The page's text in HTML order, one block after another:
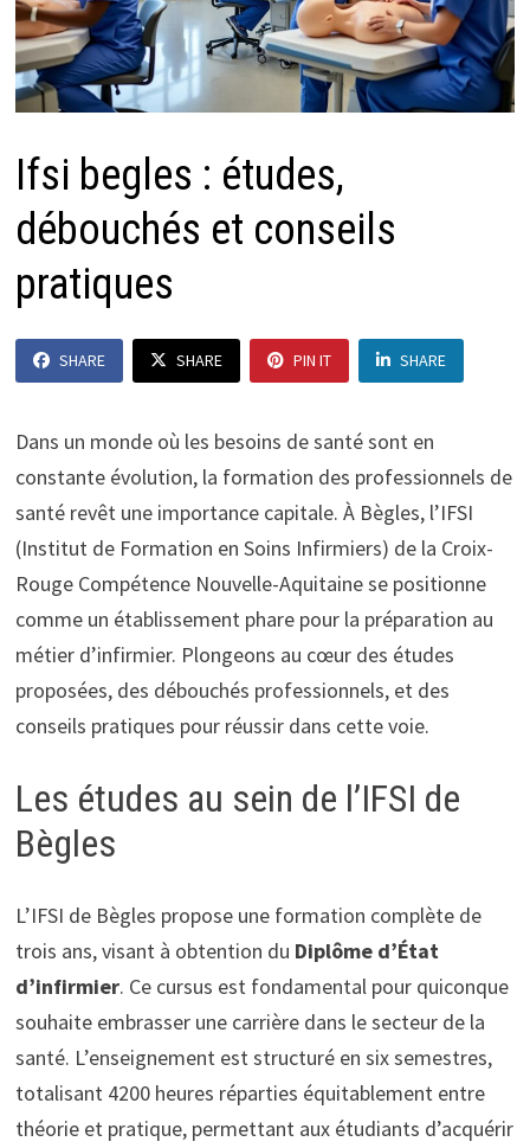
Ifsi begles : études,
débouchés et conseils
pratiques
SHARE SHARE PIN IT SHARE
Dans un monde où les besoins de santé sont en
constante évolution, la formation des professionnels de
santé revêt une importance capitale. À Bègles, l’IFSI
(Institut de Formation en Soins Infirmiers) de la Croix-
Rouge Compétence Nouvelle-Aquitaine se positionne
comme un établissement phare pour la préparation au
métier d’infirmier. Plongeons au cœur des études
proposées, des débouchés professionnels, et des
conseils pratiques pour réussir dans cette voie.
Les études au sein de l’IFSI de
Bègles
L’IFSI de Bègles propose une formation complète de
trois ans, visant à obtention du Diplôme d’État
d’infirmier. Ce cursus est fondamental pour quiconque
souhaite embrasser une carrière dans le secteur de la
santé. L’enseignement est structuré en six semestres,
totalisant 4200 heures réparties équitablement entre
théorie et pratique, permettant aux étudiants d’acquérir